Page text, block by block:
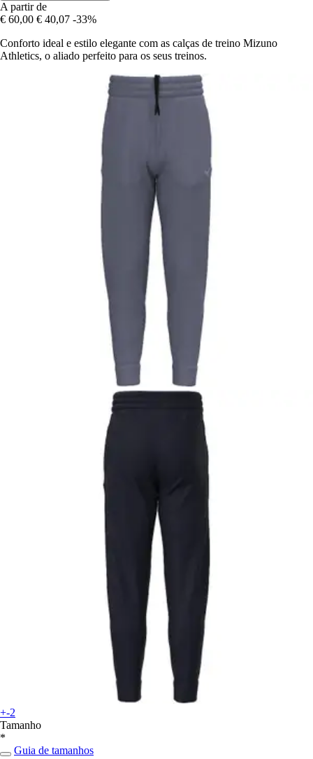
A partir de
€ 60,00 € 40,07 -33%
Conforto ideal e estilo elegante com as calças de treino Mizuno
Athletics, o aliado perfeito para os seus treinos.
+-2
Tamanho
*
Guia de tamanhos